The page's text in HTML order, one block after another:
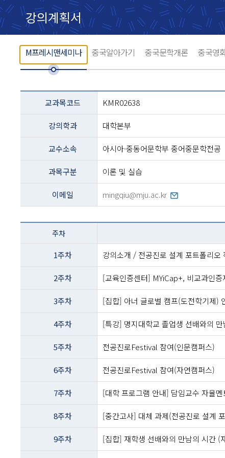
강의계획서
M프레시맨세미나 중국알아가기 중국문학개론 중국영
-
교과명,
전화번호등의
교과목코드 KMR02638
강의학과 대학본부
교수소속 아시아·중동어문학부 중어중문학전공
과목구분 이론 및 실습
이메일 mingqiu@mju.ac.kr
및
주차
1주차 강의소개 / 전공진로 설계 포트폴리
2주차 [교육인증센터] MYiCap+, 비교과인
3주차 [집합] 아너 글로벌 캠프(도전학기제)
4주차 [특강] 명지대학교 졸업생 선배와의
5주차 전공진로Festival 참여(인문캠퍼스)
6주차 전공진로Festival 참여(자연캠퍼스)
7주차 [대학 프로그램 안내] 담임교수 자율
8주차 [중간고사] 대체 과제(전공진로 설계
9주차 [집합] 재학생 선배와의 만남의 시간 (